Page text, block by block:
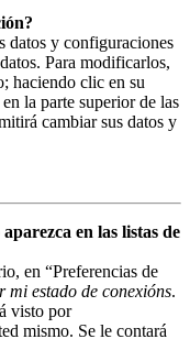
datos y configuraciones
Para modificarlos,
haciendo clic en su
la parte superior de las
cambiar sus datos y
en las listas de
en “Preferencias de
mi estado de conexións.
visto por
mismo. Se le contará